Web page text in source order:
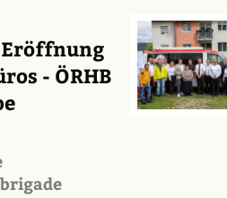
Eröffnung
- ÖRHB